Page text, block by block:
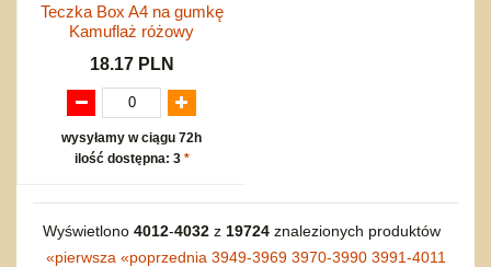
Teczka Box A4 na gumkę
Kamuflaż różowy
18.17 PLN
wysyłamy w ciągu 72h
ilość dostępna: 3 *
Wyświetlono 4012-4032z 19724znalezionych produktów
«pierwsza «poprzednia 3949-3969 3970-3990 3991-4011